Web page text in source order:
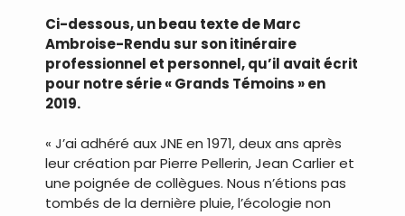
Ci-dessous, un beau texte de Marc
Ambroise-Rendu sur son itinéraire
professionnel et personnel, qu’il avait écrit
pour notre série « Grands Témoins » en
2019.
« J’ai adhéré aux JNE en 1971, deux ans après
leur création par Pierre Pellerin, Jean Carlier et
une poignée de collègues. Nous n’étions pas
tombés de la dernière pluie, l’écologie non